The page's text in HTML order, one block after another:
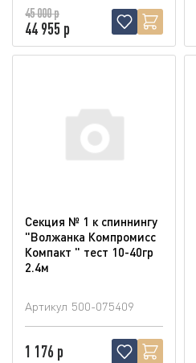
45 000 р
44 955 р
Секция № 1 к спиннингу
"Волжанка Компромисс
Компакт " тест 10-40гр
2.4м
Артикул 500-075409
1 176 р